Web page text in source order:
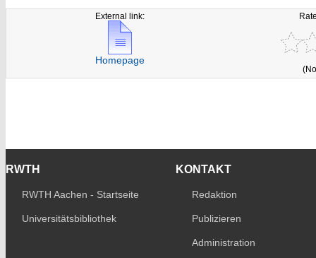
External link:
Homepage
RWTH
RWTH Aachen - Startseite
Universitätsbibliothek
KONTAKT
Redaktion
Publizieren
Administration